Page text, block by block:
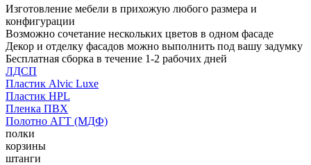
Изготовление мебели в прихожую любого размера и
конфигурации
Возможно сочетание нескольких цветов в одном фасаде
Декор и отделку фасадов можно выполнить под вашу задумку
Бесплатная сборка в течение 1-2 рабочих дней
ЛДСП
Пластик Alvic Luxe
Пластик HPL
Пленка ПВХ
Полотно АГТ (МДФ)
полки
корзины
штанги